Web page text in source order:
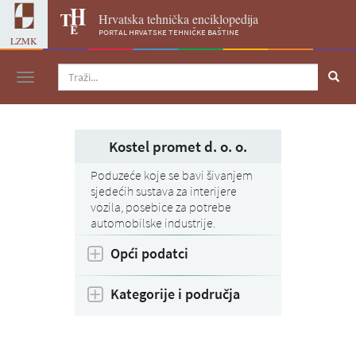
LZMK
Hrvatska tehnička enciklopedija
portal hrvatske tehničke baštine
Navigacija
Kostel promet d. o. o.
Poduzeće koje se bavi šivanjem
sjedećih sustava za interijere
vozila, posebice za potrebe
automobilske industrije.
Opći podatci
Kategorije i područja